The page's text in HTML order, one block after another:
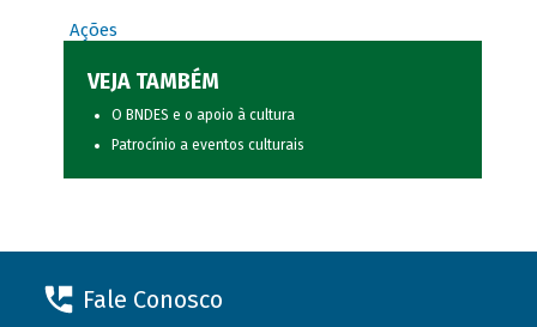
Ações
VEJA TAMBÉM
O BNDES e o apoio à cultura
Patrocínio a eventos culturais
Fale Conosco